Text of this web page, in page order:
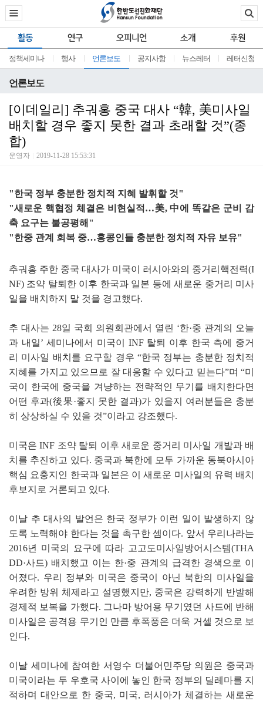
활동 연구 오피니언 소개 후원
정책세미나 행사 언론보도 공지사항 뉴스레터 레터신청
언론보도
[이데일리] 추궈홍 중국 대사 “韓, 美미사일
배치할 경우 좋지 못한 결과 초래할 것”(종
합)
운영자 2019-11-28 15:53:31
"한국 정부 충분한 정치적 지혜 발휘할 것"
"새로운 핵협정 체결은 비현실적…美, 中에 똑같은 군비 감
축 요구는 불공평해"
"한중 관계 회복 중…홍콩인들 충분한 정치적 자유 보유"
추궈홍 주한 중국 대사가 미국이 러시아와의 중거리핵전력(I
NF) 조약 탈퇴한 이후 한국과 일본 등에 새로운 중거리 미사
일을 배치하지 말 것을 경고했다.
추 대사는 28일 국회 의원회관에서 열린 ‘한·중 관계의 오늘
과 내일’ 세미나에서 미국이 INF 탈퇴 이후 한국 측에 중거
리 미사일 배치를 요구할 경우 “한국 정부는 충분한 정치적
지혜를 가지고 있으므로 잘 대응할 수 있다고 믿는다”며 “미
국이 한국에 중국을 겨냥하는 전략적인 무기를 배치한다면
어떤 후과(後果·좋지 못한 결과)가 있을지 여러분들은 충분
히 상상하실 수 있을 것”이라고 강조했다.
미국은 INF 조약 탈퇴 이후 새로운 중거리 미사일 개발과 배
치를 추진하고 있다. 중국과 북한에 모두 가까운 동북아시아
핵심 요충지인 한국과 일본은 이 새로운 미사일의 유력 배치
후보지로 거론되고 있다.
이날 추 대사의 발언은 한국 정부가 이런 일이 발생하지 않
도록 노력해야 한다는 것을 촉구한 셈이다. 앞서 우리나라는
2016년 미국의 요구에 따라 고고도미사일방어시스템(THA
DD·사드) 배치했고 이는 한·중 관계의 급격한 경색으로 이
어졌다. 우리 정부와 미국은 중국이 아닌 북한의 미사일을
우려한 방위 체제라고 설명했지만, 중국은 강력하게 반발해
경제적 보복을 가했다. 그나마 방어용 무기였던 사드에 반해
미사일은 공격용 무기인 만큼 후폭풍은 더욱 거셀 것으로 보
인다.
이날 세미나에 참여한 서영수 더불어민주당 의원은 중국과
미국이라는 두 우호국 사이에 놓인 한국 정부의 딜레마를 지
적하며 대안으로 한 중국, 미국, 러시아가 체결하는 새로운